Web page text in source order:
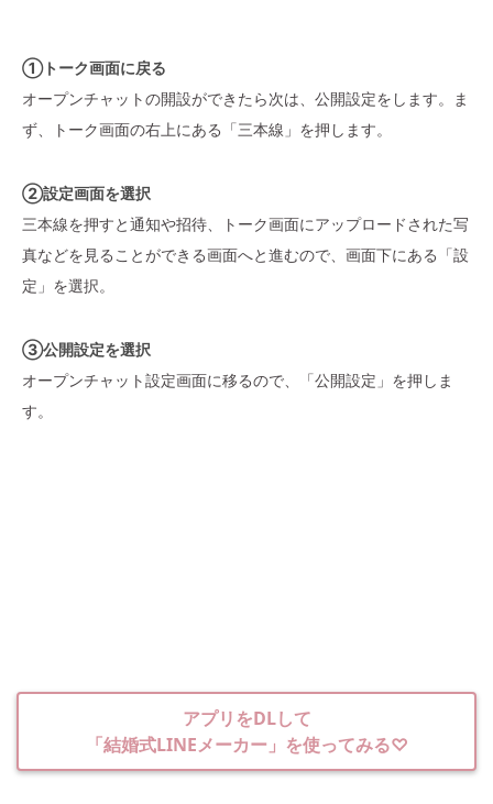
①トーク画面に戻る
オープンチャットの開設ができたら次は、公開設定をします。ま
ず、トーク画面の右上にある「三本線」を押します。
②設定画面を選択
三本線を押すと通知や招待、トーク画面にアップロードされた写
真などを見ることができる画面へと進むので、画面下にある「設
定」を選択。
③公開設定を選択
オープンチャット設定画面に移るので、「公開設定」を押しま
す。
アプリをDLして
「結婚式LINEメーカー」を使ってみる♡